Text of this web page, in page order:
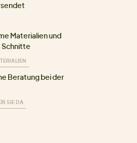
Materialien und
Beratung bei der
SIE DA